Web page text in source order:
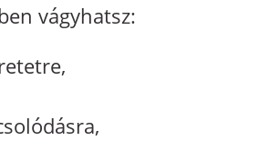
vágyhatsz: